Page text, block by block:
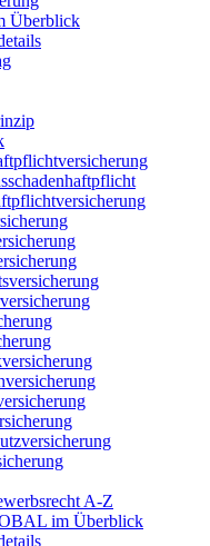
Überblick
A-Z
im Überblick